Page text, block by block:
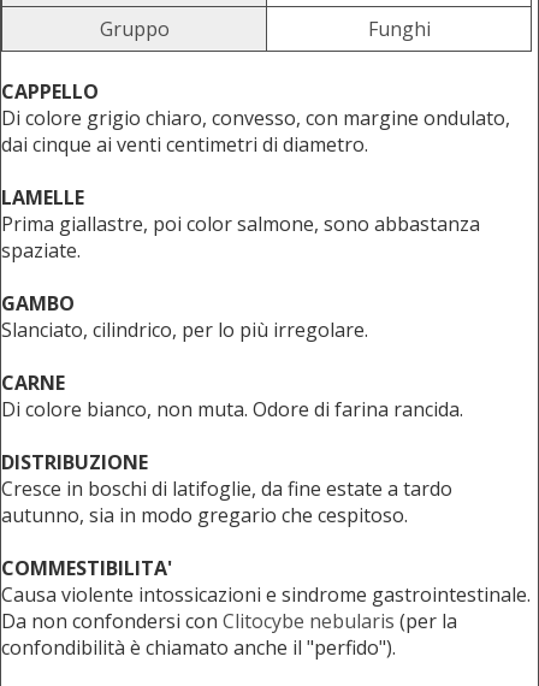
Gruppo
Funghi
CAPPELLO
Di colore grigio chiaro, convesso, con margine ondulato,
dai cinque ai venti centimetri di diametro.
LAMELLE
Prima giallastre, poi color salmone, sono abbastanza
spaziate.
GAMBO
Slanciato, cilindrico, per lo più irregolare.
CARNE
Di colore bianco, non muta. Odore di farina rancida.
DISTRIBUZIONE
Cresce in boschi di latifoglie, da fine estate a tardo
autunno, sia in modo gregario che cespitoso.
COMMESTIBILITA'
Causa violente intossicazioni e sindrome gastrointestinale.
Da non confondersi con Clitocybe nebularis (per la
confondibilità è chiamato anche il "perfido").